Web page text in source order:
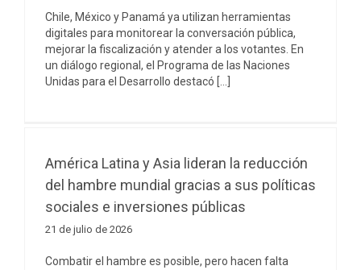
Chile, México y Panamá ya utilizan herramientas
digitales para monitorear la conversación pública,
mejorar la fiscalización y atender a los votantes. En
un diálogo regional, el Programa de las Naciones
Unidas para el Desarrollo destacó [...]
América Latina y Asia lideran la reducción
del hambre mundial gracias a sus políticas
sociales e inversiones públicas
21 de julio de 2026
Combatir el hambre es posible, pero hacen falta